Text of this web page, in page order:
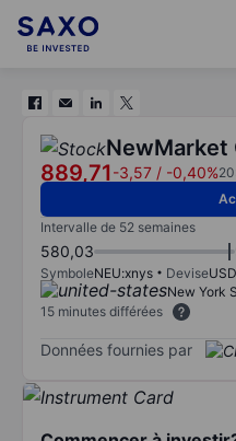
NewMarket
889,71-3,57 / -0,40%
Intervalle de 52 semaines
580,03
SymboleNEU:xnys DeviseUSD
New York
15 minutes différées
Données fournies par